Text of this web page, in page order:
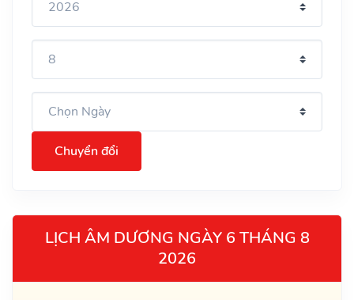
Chuyển đổi
LỊCH ÂM DƯƠNG NGÀY 6 THÁNG 8
2026